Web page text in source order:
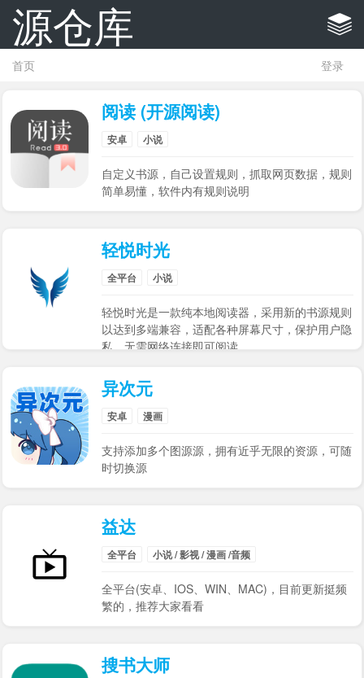
源仓库
首页 登录
阅读 (开源阅读)
安卓 小说
自定义书源，自己设置规则，抓取网页数据，规则
简单易懂，软件内有规则说明
轻悦时光
全平台 小说
轻悦时光是一款纯本地阅读器，采用新的书源规则
以达到多端兼容，适配各种屏幕尺寸，保护用户隐
私，无需网络连接即可阅读。
异次元
安卓 漫画
支持添加多个图源源，拥有近乎无限的资源，可随
时切换源
益达
全平台 小说 / 影视 / 漫画 /音频
全平台(安卓、IOS、WIN、MAC)，目前更新挺频
繁的，推荐大家看看
搜书大师